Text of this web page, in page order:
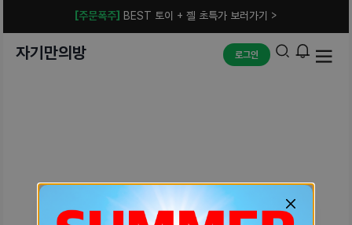
[주문폭주] BEST 토이 + 젤 초특가 보러가기 >
자기만의방 로그인